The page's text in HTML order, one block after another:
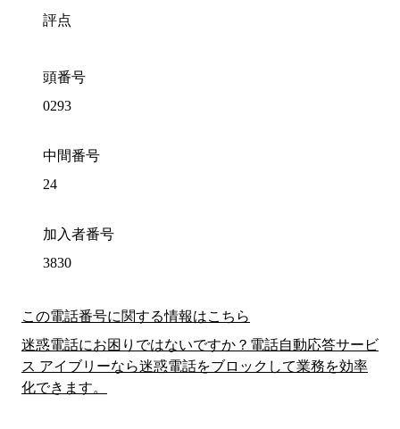
評点
頭番号
0293
中間番号
24
加入者番号
3830
この電話番号に関する情報はこちら
迷惑電話にお困りではないですか？電話自動応答サービ
ス アイブリーなら迷惑電話をブロックして業務を効率
化できます。